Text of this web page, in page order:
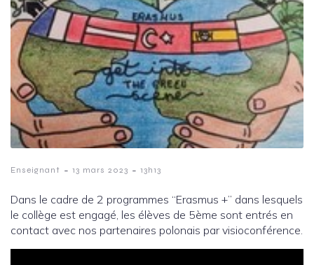
Enseignant - 13 mars 2023 - 13h13
Dans le cadre de 2 programmes “Erasmus +” dans lesquels
le collège est engagé, les élèves de 5ème sont entrés en
contact avec nos partenaires polonais par visioconférence.